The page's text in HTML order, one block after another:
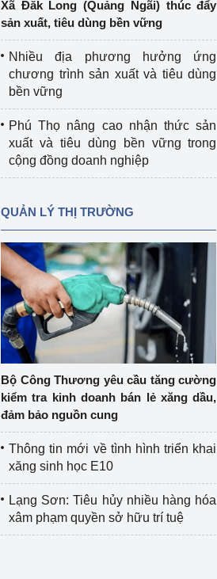
Xã Đắk Long (Quảng Ngãi) thúc đẩy
sản xuất, tiêu dùng bền vững
Nhiều địa phương hưởng ứng
chương trình sản xuất và tiêu dùng
bền vững
Phú Thọ nâng cao nhận thức sản
xuất và tiêu dùng bền vững trong
cộng đồng doanh nghiệp
QUẢN LÝ THỊ TRƯỜNG
Bộ Công Thương yêu cầu tăng cường
kiểm tra kinh doanh bán lẻ xăng dầu,
đảm bảo nguồn cung
Thông tin mới về tình hình triển khai
xăng sinh học E10
Lạng Sơn: Tiêu hủy nhiều hàng hóa
xâm phạm quyền sở hữu trí tuệ